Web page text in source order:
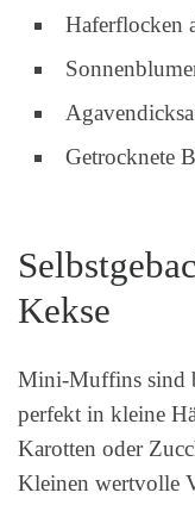
Haferflocken
Getrocknete
Kekse
Mini-Muffins sind
perfekt in kleine
Karotten oder
Kleinen wertvolle